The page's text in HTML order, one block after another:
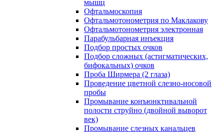
мышц
Офтальмоскопия
Офтальмотонометрия по Маклакову
Офтальмотонометрия электронная
Парабульбарная инъекция
Подбор простых очков
Подбор сложных (астигматических,
бифокальных) очков
Проба Ширмера (2 глаза)
Проведение цветной слезно-носовой
пробы
Промывание конъюнктивальной
полости струйно (двойной выворот
век)
Промывание слезных канальцев